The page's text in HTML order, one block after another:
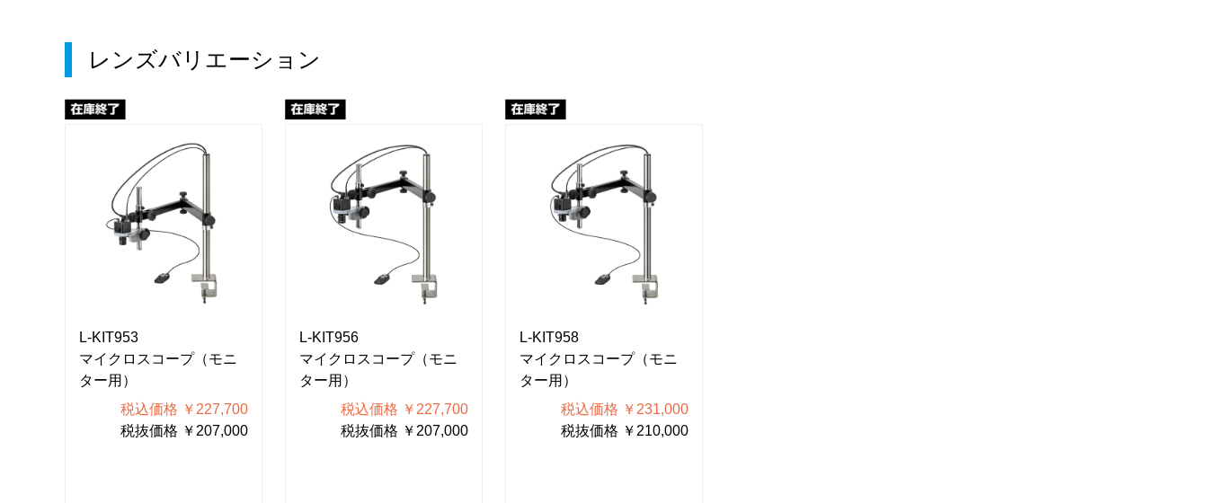
レンズバリエーション
L-KIT953
マイクロスコープ（モニ
ター用）
税込価格 ￥227,700
税抜価格 ￥207,000
L-KIT956
マイクロスコープ（モニ
ター用）
税込価格 ￥227,700
税抜価格 ￥207,000
L-KIT958
マイクロスコープ（モニ
ター用）
税込価格 ￥231,000
税抜価格 ￥210,000